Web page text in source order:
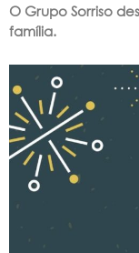
O Grupo Sorriso
família.